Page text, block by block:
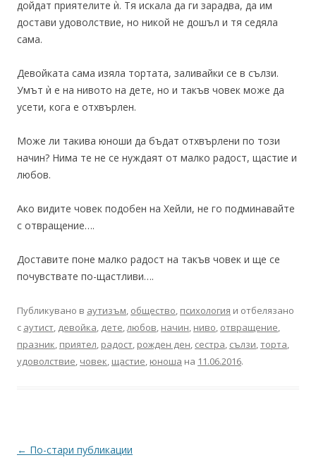
дойдат приятелите ѝ. Тя искала да ги зарадва, да им
достави удоволствие, но никой не дошъл и тя седяла
сама.
Девойката сама изяла тортата, заливайки се в сълзи.
Умът ѝ е на нивото на дете, но и такъв човек може да
усети, кога е отхвърлен.
Може ли такива юноши да бъдат отхвърлени по този
начин? Нима те не се нуждаят от малко радост, щастие и
любов.
Ако видите човек подобен на Хейли, не го подминавайте
с отвращение….
Доставите поне малко радост на такъв човек и ще се
почувствате по-щастливи….
Публикувано в аутизъм, общество, психология и отбелязано
с аутист, девойка, дете,любов, начин, ниво, отвращение,
празник, приятел, радост, рожден ден, сестра, сълзи,торта,
удоволствие, човек, щастие, юноша на 11.06.2016.
Навигация
← По-стари публикации